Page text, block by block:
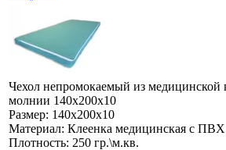
Чехол непромокаемый из медицинской
молнии 140х200х10
Размер: 140х200х10
Материал: Клеенка медицинская с
Плотность: 250 гр.\м.кв.